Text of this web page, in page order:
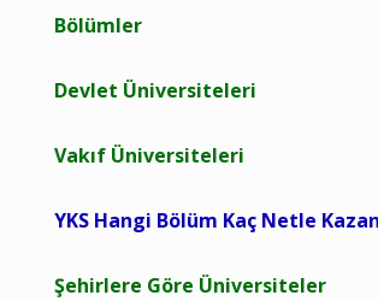
Bölümler
Devlet Üniversiteleri
Vakıf Üniversiteleri
YKS Hangi Bölüm Kaç Netle
Şehirlere Göre Üniversiteler